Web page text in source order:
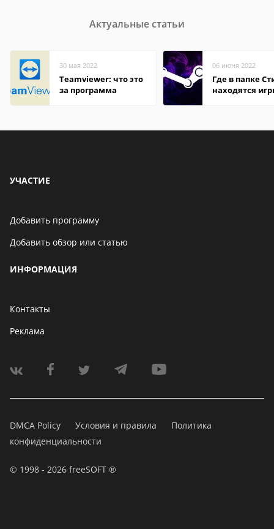
Актуальные статьи
30 мая 2022
Teamviewer: что это
за программа
06 июня 2022
Где в папке
находятся
УЧАСТИЕ
Добавить программу
Добавить обзор или статью
ИНФОРМАЦИЯ
Контакты
Реклама
DMCA Policy Условия и правила
Политика
конфиденциальности
© 1998 - 2026 freeSOFT ®